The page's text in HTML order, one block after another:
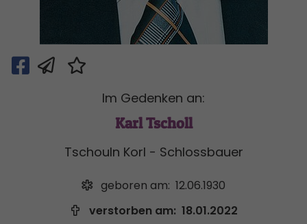
Im Gedenken an:
Karl Tscholl
Tschouln Korl - Schlossbauer
geboren am: 12.06.1930
verstorben am: 18.01.2022